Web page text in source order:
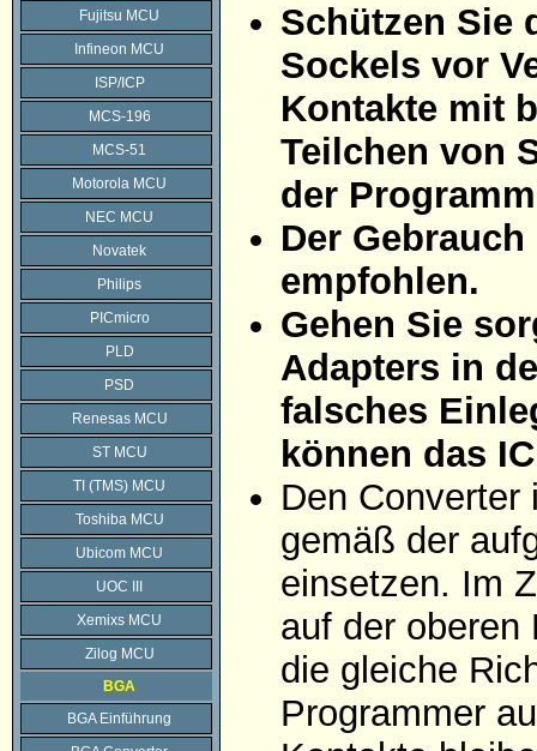
Fujitsu MCU
Infineon MCU
ISP/ICP
MCS-196
MCS-51
Motorola MCU
NEC MCU
Novatek
Philips
PICmicro
PLD
PSD
Renesas MCU
ST MCU
TI (TMS) MCU
Toshiba MCU
Ubicom MCU
UOC III
Xemixs MCU
Zilog MCU
BGA
BGA Einführung
Schützen Sie
Sockels vor
Kontakte mit
Teilchen von
der
Der
empfohlen.
Gehen Sie
Adapters in
falsches
können das
Den
gemäß der
einsetzen. Im
auf der
die gleiche
Programmer